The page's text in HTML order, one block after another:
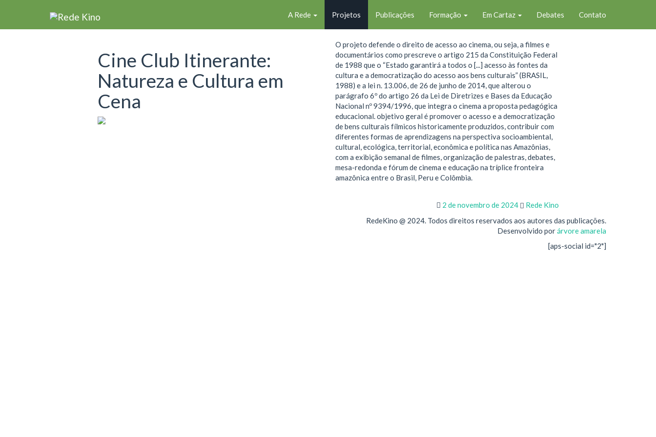
A Rede Projetos Publicações Formação Em Cartaz Debates Contato
Cine Club Itinerante:
Natureza e Cultura em
Cena
O projeto defende o direito de acesso ao cinema, ou seja, a filmes e
documentários como prescreve o artigo 215 da Constituição Federal
de 1988 que o “Estado garantirá a todos o [...] acesso às fontes da
cultura e a democratização do acesso aos bens culturais” (BRASIL,
1988) e a lei n. 13.006, de 26 de junho de 2014, que alterou o
parágrafo 6º do artigo 26 da Lei de Diretrizes e Bases da Educação
Nacional nº 9394/1996, que integra o cinema a proposta pedagógica
educacional. objetivo geral é promover o acesso e a democratização
de bens culturais fílmicos historicamente produzidos, contribuir com
diferentes formas de aprendizagens na perspectiva socioambiental,
cultural, ecológica, territorial, econômica e política nas Amazônias,
com a exibição semanal de filmes, organização de palestras, debates,
mesa-redonda e fórum de cinema e educação na tríplice fronteira
amazônica entre o Brasil, Peru e Colômbia.
2 de novembro de 2024
Rede Kino
RedeKino @ 2024. Todos direitos reservados aos autores das publicações.
Desenvolvido por árvore amarela
[aps-social id="2"]